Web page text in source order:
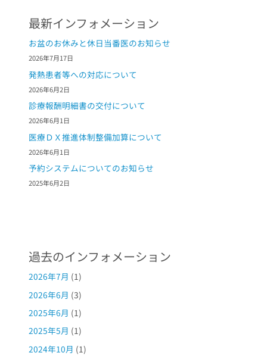
最新インフォメーション
お盆のお休みと休日当番医のお知らせ
2026年7月17日
発熱患者等への対応について
2026年6月2日
診療報酬明細書の交付について
2026年6月1日
医療ＤＸ推進体制整備加算について
2026年6月1日
予約システムについてのお知らせ
2025年6月2日
過去のインフォメーション
2026年7月 (1)
2026年6月 (3)
2025年6月 (1)
2025年5月 (1)
2024年10月 (1)